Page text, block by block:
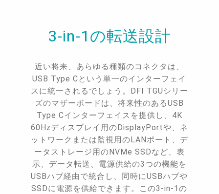
3-in-1の転送設計
近い将来、あらゆる種類のコネクタは、
USB Type Cという単一のインターフェイ
スに統一されるでしょう。DFI TGUシリー
ズのマザーボードは、将来性のあるUSB
Type Cインターフェイスを提供し、4K
60Hzディスプレイ用のDisplayPortや、ネ
ットワークまたは監視用のLANポート、デ
ータストレージ用のNVMe SSDなど、表
示、データ転送、電源供給の3つの機能を
USBハブ経由で統合し、同時にUSBハブや
SSDに電源を供給できます。この3-in-1の